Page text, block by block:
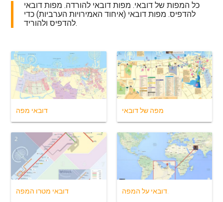
כל המפות של דובאי. מפות דובאי להורדה. מפות דובאי
להדפיס. מפות דובאי (איחוד האמירויות הערביות) כדי
להדפיס ולהוריד.
דובאי מפה מפה של דובאי
דובאי מטרו המפה דובאי על המפה.